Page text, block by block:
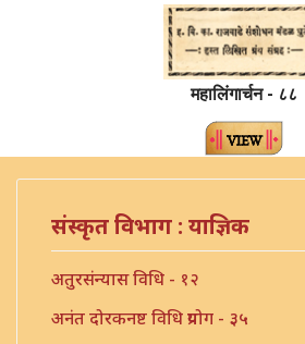
महालिंगार्चन - ८८
संस्कृत विभाग : याज्ञिक
अतुरसंन्यास विधि - १२
अनंत दोरकनष्ट विधि प्रयोग - ३५